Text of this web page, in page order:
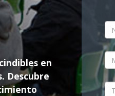
en
Descubre